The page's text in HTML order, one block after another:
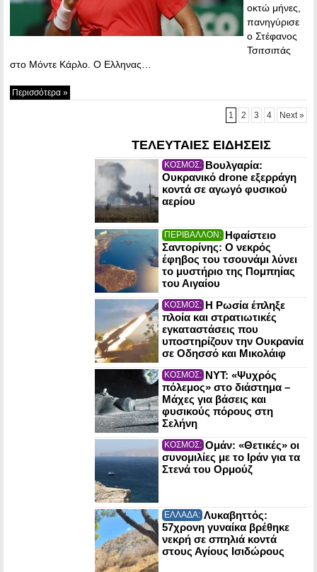
οκτώ μήνες,
πανηγύρισε
ο Στέφανος
Τσιτσιπάς
στο Μόντε Κάρλο. Ο Ελληνας…
Περισσότερα »
1 2 3 4 Next »
ΤΕΛΕΥΤΑΙΕΣ ΕΙΔΗΣΕΙΣ
ΚΟΣΜΟΣ: Βουλγαρία:
Ουκρανικό drone εξερράγη
κοντά σε αγωγό φυσικού
αερίου
ΠΕΡΙΒΑΛΛΟΝ: Ηφαίστειο
Σαντορίνης: Ο νεκρός
έφηβος του τσουνάμι λύνει
το μυστήριο της Πομπηίας
του Αιγαίου
ΚΟΣΜΟΣ: Η Ρωσία έπληξε
πλοία και στρατιωτικές
εγκαταστάσεις που
υποστηρίζουν την Ουκρανία
σε Οδησσό και Μικολάιφ
ΚΟΣΜΟΣ: NYT: «Ψυχρός
πόλεμος» στο διάστημα –
Μάχες για βάσεις και
φυσικούς πόρους στη
Σελήνη
ΚΟΣΜΟΣ: Ομάν: «Θετικές» οι
συνομιλίες με το Ιράν για τα
Στενά του Ορμούζ
ΕΛΛΑΔΑ: Λυκαβηττός:
57χρονη γυναίκα βρέθηκε
νεκρή σε σπηλιά κοντά
στους Αγίους Ισιδώρους